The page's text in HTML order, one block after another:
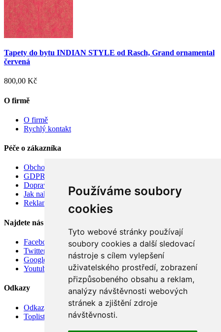
Používáme soubory
cookies
Tyto webové stránky používají
soubory cookies a další sledovací
nástroje s cílem vylepšení
uživatelského prostředí, zobrazení
přizpůsobeného obsahu a reklam,
analýzy návštěvnosti webových
stránek a zjištění zdroje
návštěvnosti.
Tapety do bytu INDIAN STYLE od Rasch, Grand ornamental
červená
800,00 Kč
O firmě
O firmě
Rychlý kontakt
Péče o zákazníka
Obchodní podmínky
GDPR
Doprava
Jak nakupovat
Reklamace
Najdete nás
Facebook
Twitter
Google
Youtube
Odkazy
Odkazy
Toplist